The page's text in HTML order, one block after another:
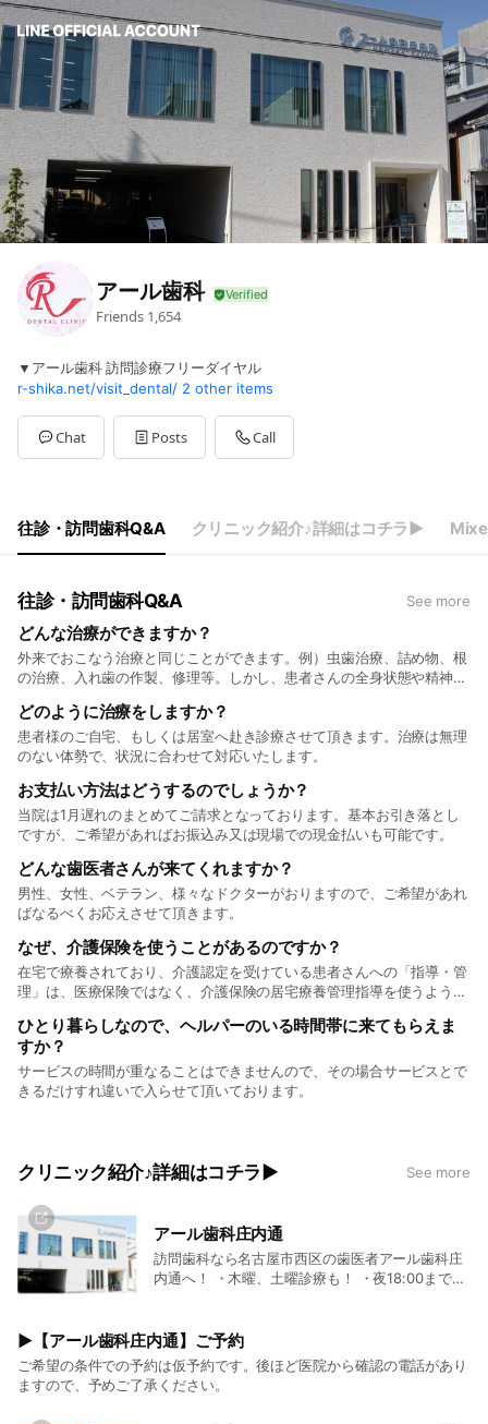
アール歯科
Friends 1,654
▼アール歯科 訪問診療フリーダイヤル
r-shika.net/visit_dental/ 2 other items
Chat Posts Call
往診・訪問歯科Q&A クリニック紹介♪詳細はコチラ▶
往診・訪問歯科Q&A See more
どんな治療ができますか？
外来でおこなう治療と同じことができます。例）虫歯治療、詰め物、根
の治療、入れ歯の作製、修理等。しかし、患者さんの全身状態や精神状
どのように治療をしますか？
患者様のご自宅、もしくは居室へ赴き診療させて頂きます。治療は無理
のない体勢で、状況に合わせて対応いたします。
お支払い方法はどうするのでしょうか？
当院は1月遅れのまとめてご請求となっております。基本お引き落とし
ですが、ご希望があればお振込み又は現場での現金払いも可能です。
どんな歯医者さんが来てくれますか？
男性、女性、ベテラン、様々なドクターがおりますので、ご希望があれ
ばなるべくお応えさせて頂きます。
なぜ、介護保険を使うことがあるのですか？
在宅で療養されており、介護認定を受けている患者さんへの「指導・管
理」は、医療保険ではなく、介護保険の居宅療養管理指導を使うように
て請求されることはありませんのでご安心ください。
ひとり暮らしなので、ヘルパーのいる時間帯に来てもらえま
すか？
サービスの時間が重なることはできませんので、その場合サービスとで
きるだけすれ違いで入らせて頂いております。
クリニック紹介♪詳細はコチラ▶ See more
アール歯科庄内通
訪問歯科なら名古屋市西区の歯医者アール歯科庄
内通へ！ ・木曜、土曜診療も！ ・夜18:00まで
ではの心遣いと歯に優しい診療】静かで落ち着い
た環境で、患者さま一人ひとりに十分な時間をか
けて丁寧な診療を行うために、当院の診療室は、
ゆったりとした個室になっております。 周りの患
▶【アール歯科庄内通】ご予約
ご希望の条件での予約は仮予約です。後ほど医院から確認の電話があり
ますので、予めご了承ください。